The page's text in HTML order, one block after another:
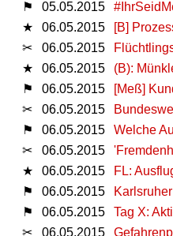
⚑
05.05.2015
★
06.05.2015
[B]
✂
06.05.2015
★
06.05.2015
(B):
⚑
06.05.2015
[Meß]
✂
06.05.2015
⚑
06.05.2015
Welche
✂
06.05.2015
★
06.05.2015
FL:
⚑
06.05.2015
⚑
06.05.2015
Tag X:
✂
06.05.2015